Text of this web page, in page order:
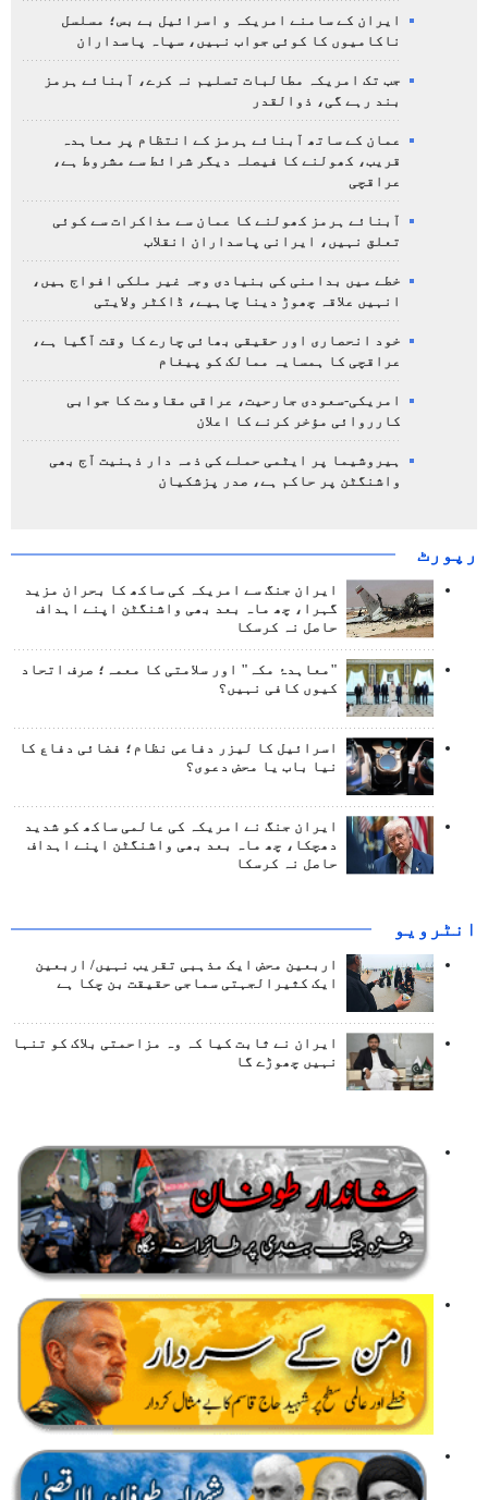
ایران کے سامنے امریکہ و اسرائیل بے بس؛ مسلسل
ناکامیوں کا کوئی جواب نہیں، سپاہ پاسداران
جب تک امریکہ مطالبات تسلیم نہ کرے، آبنائے ہرمز
بند رہے گی، ذوالقدر
عمان کے ساتھ آبنائے ہرمز کے انتظام پر معاہدہ
قریب، کھولنے کا فیصلہ دیگر شرائط سے مشروط ہے،
عراقچی
آبنائے ہرمز کھولنے کا عمان سے مذاکرات سے کوئی
تعلق نہیں، ایرانی پاسداران انقلاب
خطے میں بدامنی کی بنیادی وجہ غیر ملکی افواج ہیں،
انہیں علاقہ چھوڑ دینا چاہیے، ڈاکٹر ولایتی
خود انحصاری اور حقیقی بھائی چارے کا وقت آگیا ہے،
عراقچی کا ہمسایہ ممالک کو پیغام
امریکی-سعودی جارحیت، عراقی مقاومت کا جوابی
کارروائی مؤخر کرنے کا اعلان
ہیروشیما پر ایٹمی حملے کی ذمہ دار ذہنیت آج بھی
واشنگٹن پر حاکم ہے، صدر پزشکیان
رپورٹ
ایران جنگ سے امریکہ کی ساکھ کا بحران مزید
گہرا، چھ ماہ بعد بھی واشنگٹن اپنے اہداف
حاصل نہ کرسکا
"معاہدۂ مکہ" اور سلامتی کا معمہ؛ صرف اتحاد
کیوں کافی نہیں؟
اسرائیل کا لیزر دفاعی نظام؛ فضائی دفاع کا
نیا باب یا محض دعوی؟
ایران جنگ نے امریکہ کی عالمی ساکھ کو شدید
دھچکا، چھ ماہ بعد بھی واشنگٹن اپنے اہداف
حاصل نہ کرسکا
انٹرويو
اربعین محض ایک مذہبی تقریب نہیں/ اربعین
ایک کثیرالجہتی سماجی حقیقت بن چکا ہے
ایران نے ثابت کیا کہ وہ مزاحمتی بلاک کو تنہا
نہیں چھوڑے گا